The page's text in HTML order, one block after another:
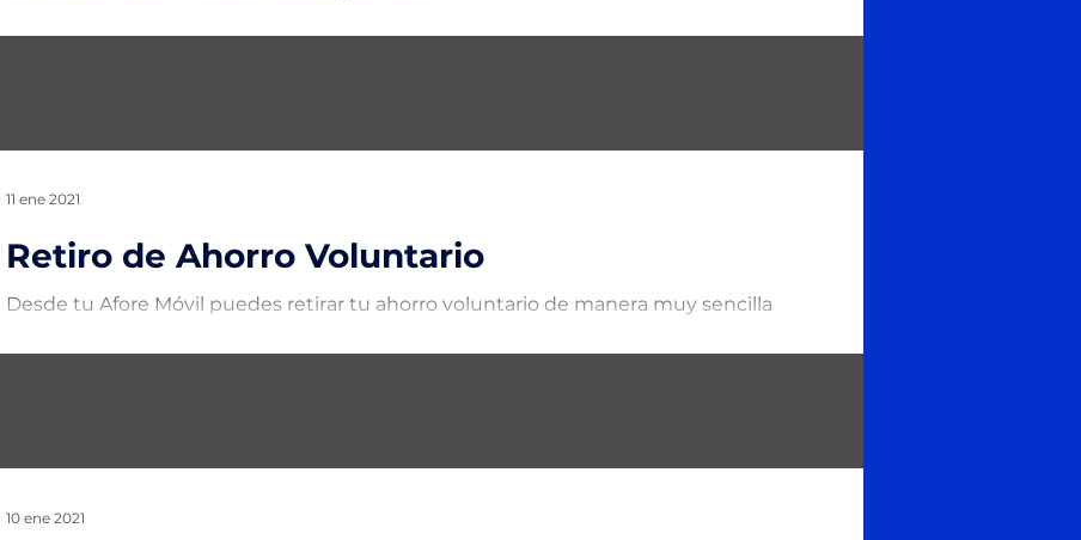
Retiro de Ahorro Voluntario
Desde tu Afore Móvil puedes retirar tu ahorro voluntario de manera muy sencilla
11 ene 2021
10 ene 2021